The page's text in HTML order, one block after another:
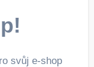
svůj e‑shop